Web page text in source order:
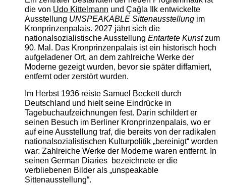
die von Udo Kittelmann und Çağla Ilk entwickelte
Ausstellung UNSPEAKABLE Sittenausstellungim
Kronprinzenpalais. 2027 jährt sich die
nationalsozialistische Ausstellung Entartete Kunstzum
90. Mal. Das Kronprinzenpalais ist ein historisch hoch
aufgeladener Ort, an dem zahlreiche Werke der
Moderne gezeigt wurden, bevor sie später diffamiert,
entfernt oder zerstört wurden.
Im Herbst 1936 reiste Samuel Beckett durch
Deutschland und hielt seine Eindrücke in
Tagebuchaufzeichnungen fest. Darin schildert er
seinen Besuch im Berliner Kronprinzenpalais, wo er
auf eine Ausstellung traf, die bereits von der radikalen
nationalsozialistischen Kulturpolitik „bereinigt“ worden
war: Zahlreiche Werke der Moderne waren entfernt. In
seinen German Diaries bezeichnete er die
verbliebenen Bilder als „unspeakable
Sittenausstellung“.